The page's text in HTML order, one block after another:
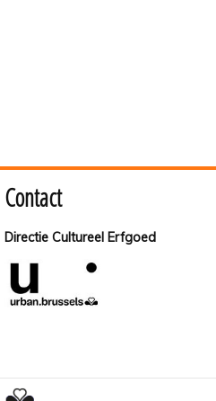
Contact
Directie Cultureel Erfgoed